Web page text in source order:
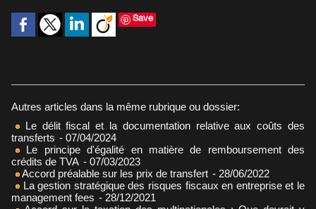
Save
Autres articles dans la même rubrique ou dossier:
Le délit fiscal et la documentation relative aux coûts des
transferts - 07/04/2024
Le principe d'égalité en matière de remboursement des
crédits de TVA - 07/03/2023
Accord préalable sur les prix de transfert - 28/06/2022
La gestion stratégique des risques fiscaux en entreprise et le
management fees - 28/12/2021